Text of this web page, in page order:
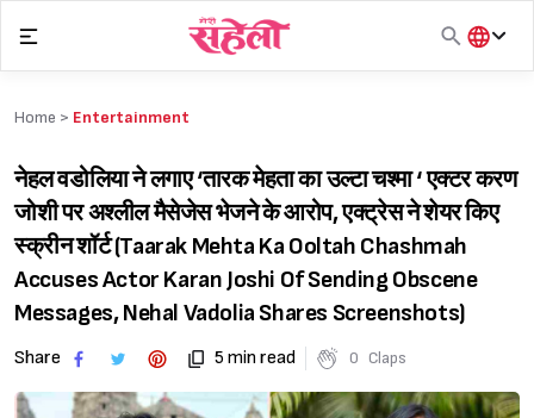
content
हिंदी
Home > Entertainment
नेहल वडोलिया ने लगाए ‘तारक मेहता का उल्टा चश्मा ‘ एक्टर करण
जोशी पर अश्लील मैसेजेस भेजने के आरोप, एक्ट्रेस ने शेयर किए
स्क्रीन शॉर्ट (Taarak Mehta Ka Ooltah Chashmah
Accuses Actor Karan Joshi Of Sending Obscene
Messages, Nehal Vadolia Shares Screenshots)
Share 5 min read 0 Claps